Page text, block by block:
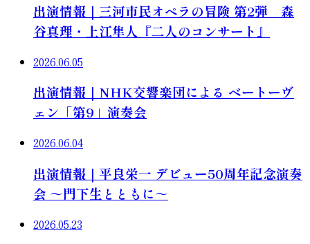
出演情報｜三河市民オペラの冒険 第2弾 森
谷真理・上江隼人『二人のコンサート』
2026.06.05
出演情報｜NHK交響楽団による ベートーヴ
ェン「第9」演奏会
2026.06.04
出演情報｜平良栄一 デビュー50周年記念演奏
会 ～門下生とともに～
2026.05.23